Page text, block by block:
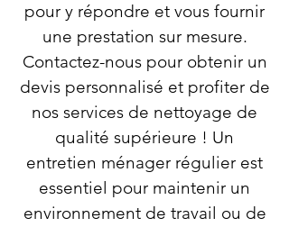
pour y répondre et vous fournir
une prestation sur mesure.
Contactez-nous pour obtenir un
devis personnalisé et profiter de
nos services de nettoyage de
qualité supérieure ! Un
entretien ménager régulier est
essentiel pour maintenir un
environnement de travail ou de